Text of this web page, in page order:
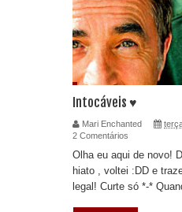
Intocáveis ♥
Mari Enchanted
2 Comentários
Olha eu aqui de novo!
hiato , voltei :DD e
legal! Curte só *-*